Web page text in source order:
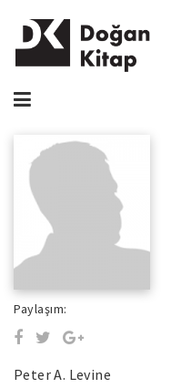
Paylaşım:
Peter A. Levine